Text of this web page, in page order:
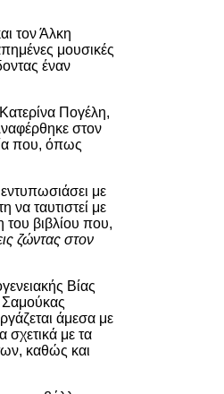
τον Άλκη
μουσικές
έναν
Πογέλη,
στον
που, όπως
με
ταυτιστεί με
του βιβλίου που,
ζώντας στον
Βίας
άμεσα με
σχετικά με τα
καθώς και